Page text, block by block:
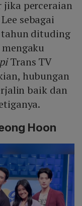
jika perceraian
sebagai
tahun dituding
Trans TV
hubungan
baik dan
Hoon